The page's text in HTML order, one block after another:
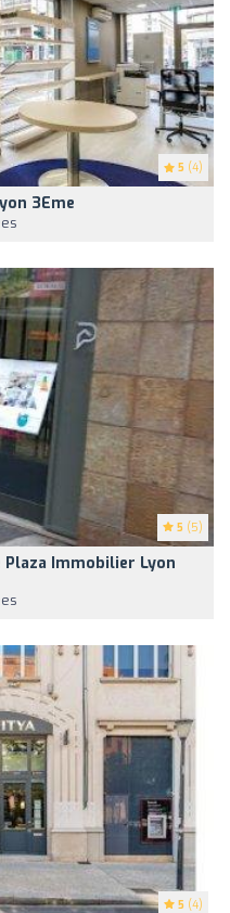
5 (4)
3Eme
5 (5)
Immobilier Lyon
5 (4)